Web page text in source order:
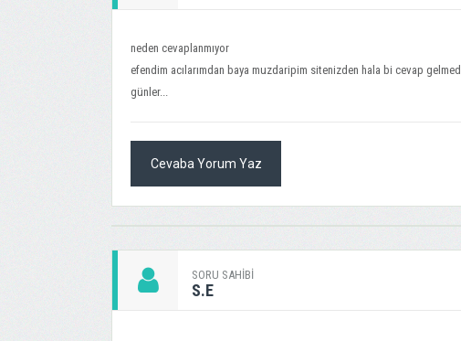
neden cevaplanmıyor
efendim acılarımdan baya muzdaripim sitenizden hala bi cevap
günler...
Cevaba Yorum Yaz
SORU SAHIBI
S.E